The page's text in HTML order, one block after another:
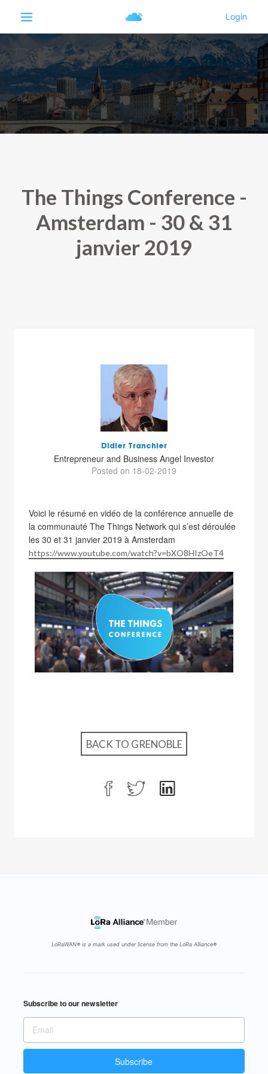
The Things Conference -
Amsterdam - 30 & 31
janvier 2019
Didier Tranchier
Entrepreneur and Business Angel Investor
Posted on 18-02-2019
Voici le résumé en vidéo de la conférence annuelle de
la communauté The Things Network qui s’est déroulée
les 30 et 31 janvier 2019 à Amsterdam
https://www.youtube.com/watch?v=bXO8HIzOeT4
BACK TO GRENOBLE